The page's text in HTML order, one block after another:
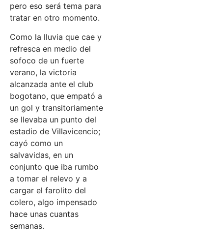
pero eso será tema para
tratar en otro momento.
Como la lluvia que cae y
refresca en medio del
sofoco de un fuerte
verano, la victoria
alcanzada ante el club
bogotano, que empató a
un gol y transitoriamente
se llevaba un punto del
estadio de Villavicencio;
cayó como un
salvavidas, en un
conjunto que iba rumbo
a tomar el relevo y a
cargar el farolito del
colero, algo impensado
hace unas cuantas
semanas.